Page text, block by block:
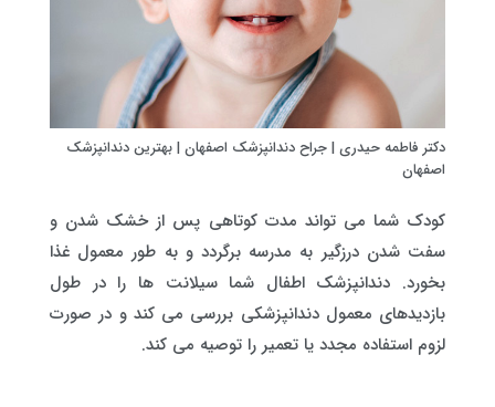
دکتر فاطمه حیدری | جراح دندانپزشک اصفهان | بهترین دندانپزشک
اصفهان
کودک شما می تواند مدت کوتاهی پس از خشک شدن و
سفت شدن درزگیر به مدرسه برگردد و به طور معمول غذا
بخورد. دندانپزشک اطفال شما سیلانت ها را در طول
بازدیدهای معمول دندانپزشکی بررسی می کند و در صورت
لزوم استفاده مجدد یا تعمیر را توصیه می کند.